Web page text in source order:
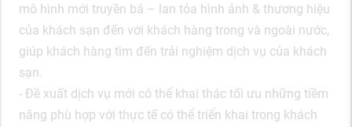
mô hình mới truyền bá – lan tỏa hình ảnh & thương hiệu
của khách sạn đến với khách hàng trong và ngoài nước,
giúp khách hàng tìm đến trải nghiệm dịch vụ của khách
sạn.
- Đề xuất dịch vụ mới có thể khai thác tối ưu những tiềm
năng phù hợp với thực tế có thể triển khai trong khách